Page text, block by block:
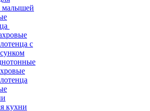
малышей
с